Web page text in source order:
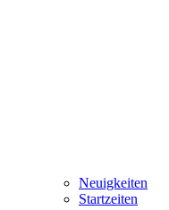
Neuigkeiten
Startzeiten